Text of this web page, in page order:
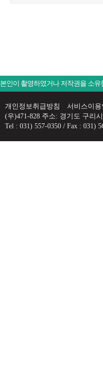
본인이 촬영하였거나 저작권을 소
개인정보취급방침 서비스이용
(우)471-828 주소: 경기도 구리
Tel : 031) 557-0350 / Fax : 031)